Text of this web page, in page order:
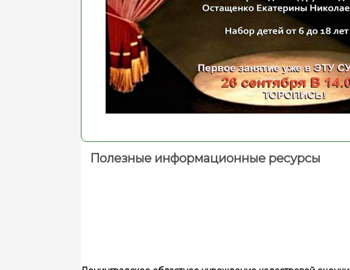
Полезные информационные ресурсы